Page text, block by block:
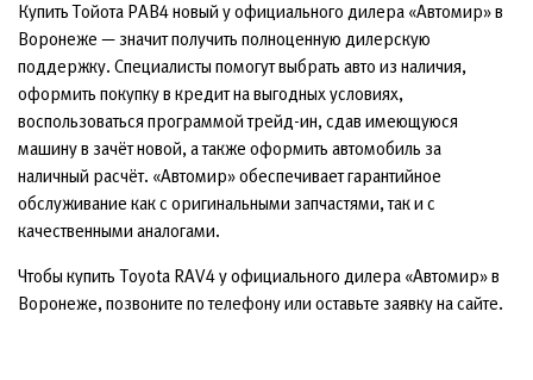
Купить Тойота РАВ4 новый у официального дилера «Автомир» в
Воронеже — значит получить полноценную дилерскую
поддержку. Специалисты помогут выбрать авто из наличия,
оформить покупку в кредит на выгодных условиях,
воспользоваться программой трейд-ин, сдав имеющуюся
машину в зачёт новой, а также оформить автомобиль за
наличный расчёт. «Автомир» обеспечивает гарантийное
обслуживание как с оригинальными запчастями, так и с
качественными аналогами.
Чтобы купить Toyota RAV4 у официального дилера «Автомир» в
Воронеже, позвоните по телефону или оставьте заявку на сайте.